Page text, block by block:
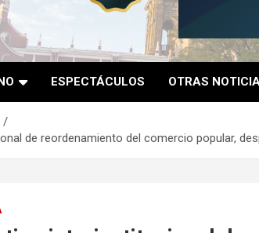
Días
ESPECTÁCULOS OTRAS
de reordenamiento del comercio popular,